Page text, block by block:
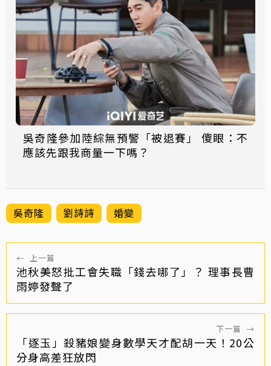
吳奇隆參加陸綜無預警「被退賽」 傻眼：不
應該先跟我商量一下嗎？
吳奇隆 劉詩詩 婚變
← 上一篇
池秋美怒批工會失職「錢去哪了」？ 理事長曹
雨婷發聲了
下一篇 →
「逐玉」殺豬娘變身數學天才配胡一天！20公
分身高差狂放閃